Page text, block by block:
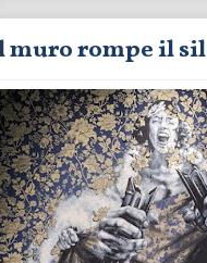
muro rompe il